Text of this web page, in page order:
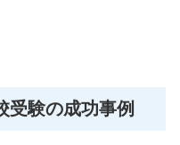
受験の成功事例